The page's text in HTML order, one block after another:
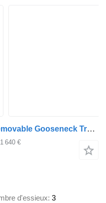
Titan Heavy Duty 120 Ton Removable Gooseneck Trailer for Sale-Y
640 €
d'essieux 3